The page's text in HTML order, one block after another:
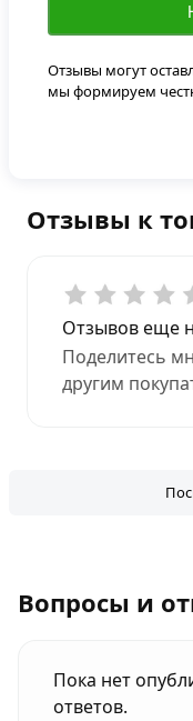
Отзывы к
Отзывов еще
Поделитесь
другим
Отзывы могут
мы формируем
Вопросы и
Пока нет
ответов.